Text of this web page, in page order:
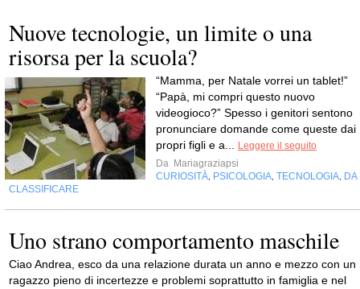
Nuove tecnologie, un limite o una
risorsa per la scuola?
“Mamma, per Natale vorrei un tablet!”
“Papà, mi compri questo nuovo
videogioco?” Spesso i genitori sentono
pronunciare domande come queste dai
propri figli e a...
Leggere il seguito
Da Mariagraziapsi
CURIOSITÀ PSICOLOGIA TECNOLOGIA DA
CLASSIFICARE
Uno strano comportamento maschile
Ciao Andrea, esco da una relazione durata un anno e mezzo con un
ragazzo pieno di incertezze e problemi soprattutto in famiglia e nel